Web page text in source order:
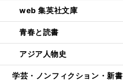
web 集英社文庫
青春と読書
アジア人物史
学芸・ノンフィクション・新書